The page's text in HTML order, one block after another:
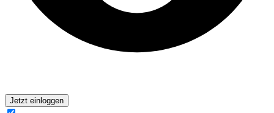
Jetzt einloggen